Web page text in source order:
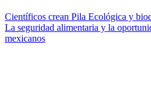
Científicos crean Pila Ecológica y
La seguridad alimentaria y la
mexicanos